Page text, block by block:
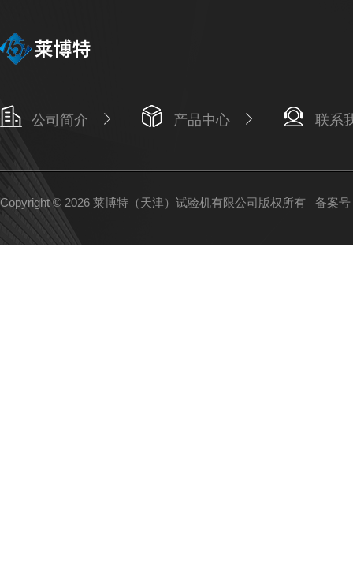
公司简介 产品中心 联系
Copyright © 2026 莱博特（天津）试验机有限公司版权所有 备案号